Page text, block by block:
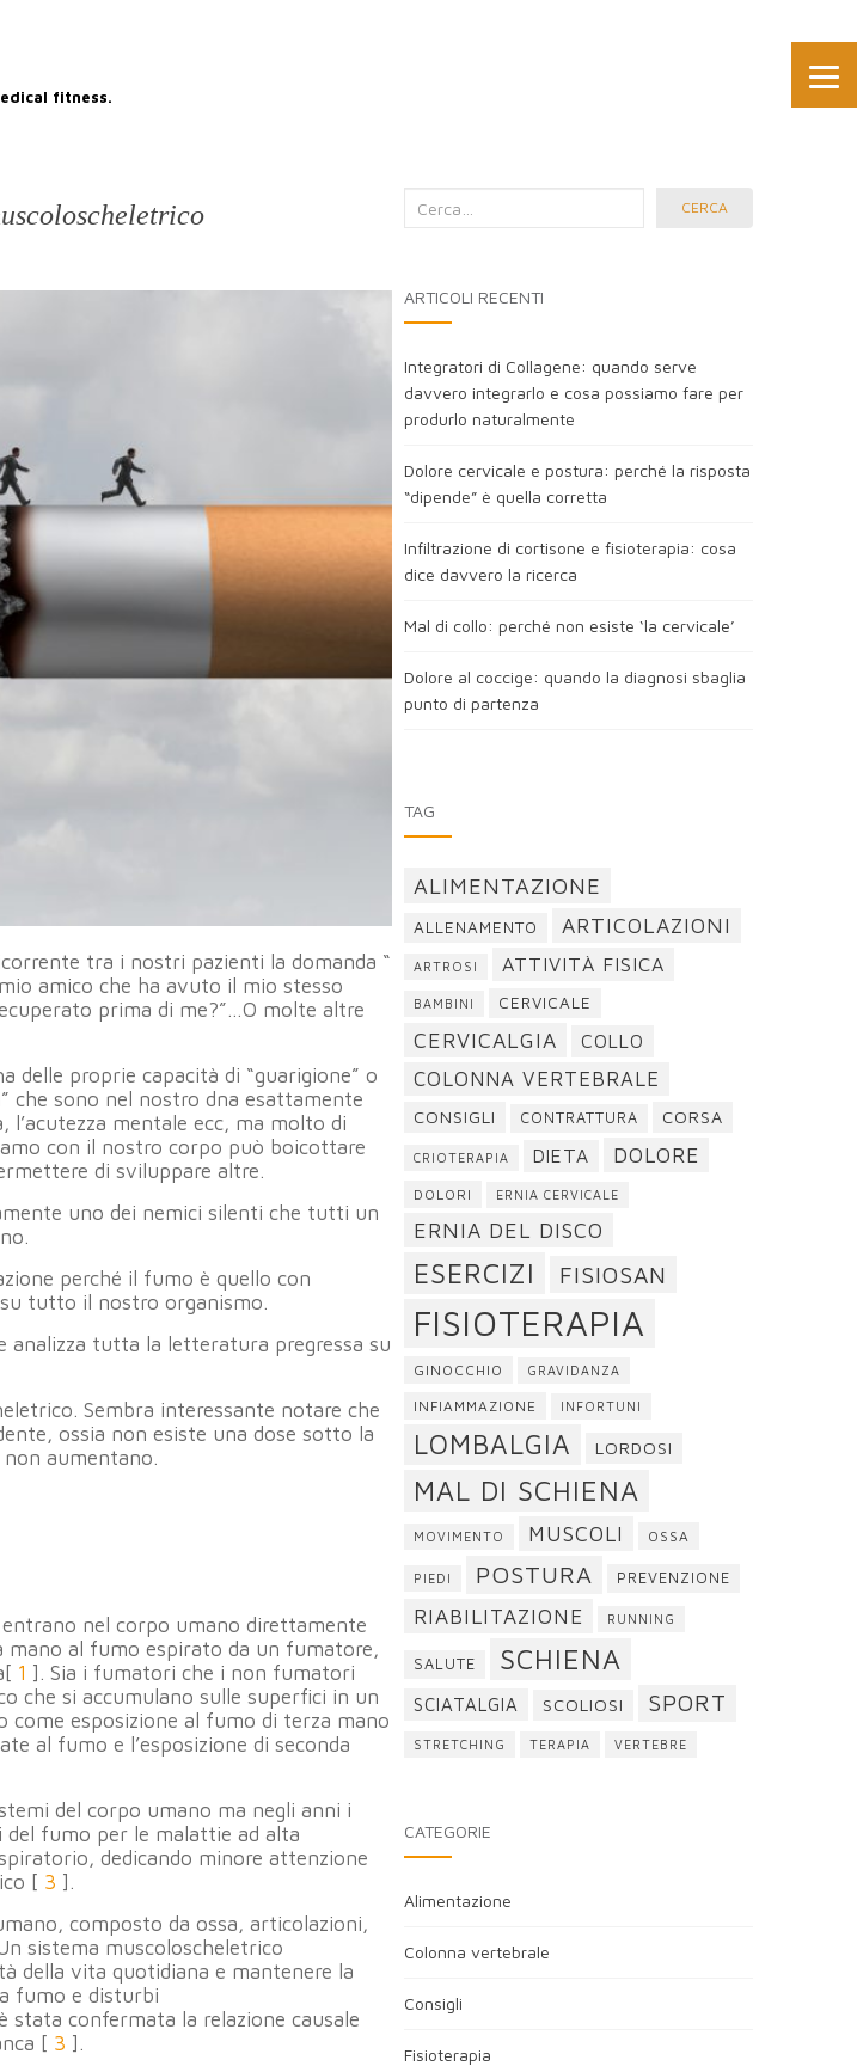
fitness.
tra i nostri pazienti la domanda “
amico che ha avuto il mio stesso
prima di me?”…O molte altre
delle proprie capacità di “guarigione” o
che sono nel nostro dna esattamente
l’acutezza mentale ecc, ma molto di
con il nostro corpo può boicottare
di sviluppare altre.
uno dei nemici silenti che tutti un
perché il fumo è quello con
tutto il nostro organismo.
analizza tutta la letteratura pregressa su
Sembra interessante notare che
ossia non esiste una dose sotto la
aumentano.
nel corpo umano direttamente
mano al fumo espirato da un fumatore,
1 ]. Sia i fumatori che i non fumatori
che si accumulano sulle superfici in un
esposizione al fumo di terza mano
al fumo e l’esposizione di seconda
del corpo umano ma negli anni i
fumo per le malattie ad alta
dedicando minore attenzione
[ 3 ].
composto da ossa, articolazioni,
sistema muscoloscheletrico
della vita quotidiana e mantenere la
fumo e disturbi
stata confermata la relazione causale
[ 3 ].
Cerca
CERCA
ARTICOLI RECENTI
Integratori di Collagene: quando serve
davvero integrarlo e cosa possiamo fare per
produrlo naturalmente
Dolore cervicale e postura: perché la risposta
“dipende” è quella corretta
Infiltrazione di cortisone e fisioterapia: cosa
dice davvero la ricerca
Mal di collo: perché non esiste ‘la cervicale’
Dolore al coccige: quando la diagnosi sbaglia
punto di partenza
TAG
ALIMENTAZIONE
ALLENAMENTO ARTICOLAZIONI
ARTROSI ATTIVITÀ FISICA
BAMBINI CERVICALE
CERVICALGIA COLLO
COLONNA VERTEBRALE
CONSIGLI CONTRATTURA CORSA
CRIOTERAPIA DIETA DOLORE
DOLORI ERNIA CERVICALE
ERNIA DEL DISCO
ESERCIZI FISIOSAN
FISIOTERAPIA
GINOCCHIO GRAVIDANZA
INFIAMMAZIONE INFORTUNI
LOMBALGIA LORDOSI
MAL DI SCHIENA
MOVIMENTO MUSCOLI OSSA
PIEDI POSTURA PREVENZIONE
RIABILITAZIONE RUNNING
SALUTE SCHIENA
SCIATALGIA SCOLIOSI SPORT
STRETCHING TERAPIA VERTEBRE
CATEGORIE
Alimentazione
Colonna vertebrale
Consigli
Fisioterapia